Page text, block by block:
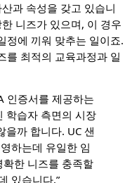
과 속성을 갖고 있습니
니즈가 있으며, 이 경우
정에 끼워 맞추는 일이죠.
를 최적의 교육과정과 일
인증서를 제공하는
학습자 측면의 시장
을까 합니다. UC 샌
하는데 유일한 임
한 니즈를 충족할
있습니다.”